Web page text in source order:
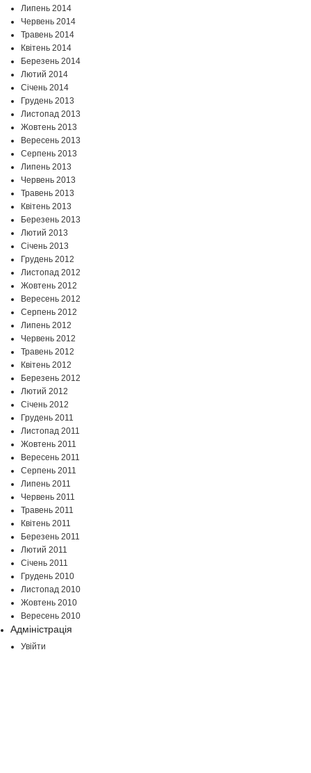
Липень 2014
Червень 2014
Травень 2014
Квітень 2014
Березень 2014
Лютий 2014
Січень 2014
Грудень 2013
Листопад 2013
Жовтень 2013
Вересень 2013
Серпень 2013
Липень 2013
Червень 2013
Травень 2013
Квітень 2013
Березень 2013
Лютий 2013
Січень 2013
Грудень 2012
Листопад 2012
Жовтень 2012
Вересень 2012
Серпень 2012
Липень 2012
Червень 2012
Травень 2012
Квітень 2012
Березень 2012
Лютий 2012
Січень 2012
Грудень 2011
Листопад 2011
Жовтень 2011
Вересень 2011
Серпень 2011
Липень 2011
Червень 2011
Травень 2011
Квітень 2011
Березень 2011
Лютий 2011
Січень 2011
Грудень 2010
Листопад 2010
Жовтень 2010
Вересень 2010
Адміністрація
Увійти